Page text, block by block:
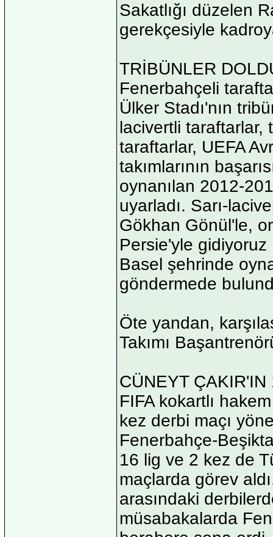
Sakatlığı düzelen
gerekçesiyle
TRİBÜNLER
Fenerbahçeli
Ülker Stadı'nın
lacivertli taraftarlar,
taraftarlar, UEFA
takımlarının
oynanılan 2012-
uyarladı. Sarı-
Gökhan Gönül'le,
Persie'yle
Basel şehrinde
göndermede
Öte yandan,
Takımı
CÜNEYT
FIFA kokartlı
kez derbi maçı
Fenerbahçe-
16 lig ve 2 kez de
maçlarda görev
arasındaki
müsabakalarda